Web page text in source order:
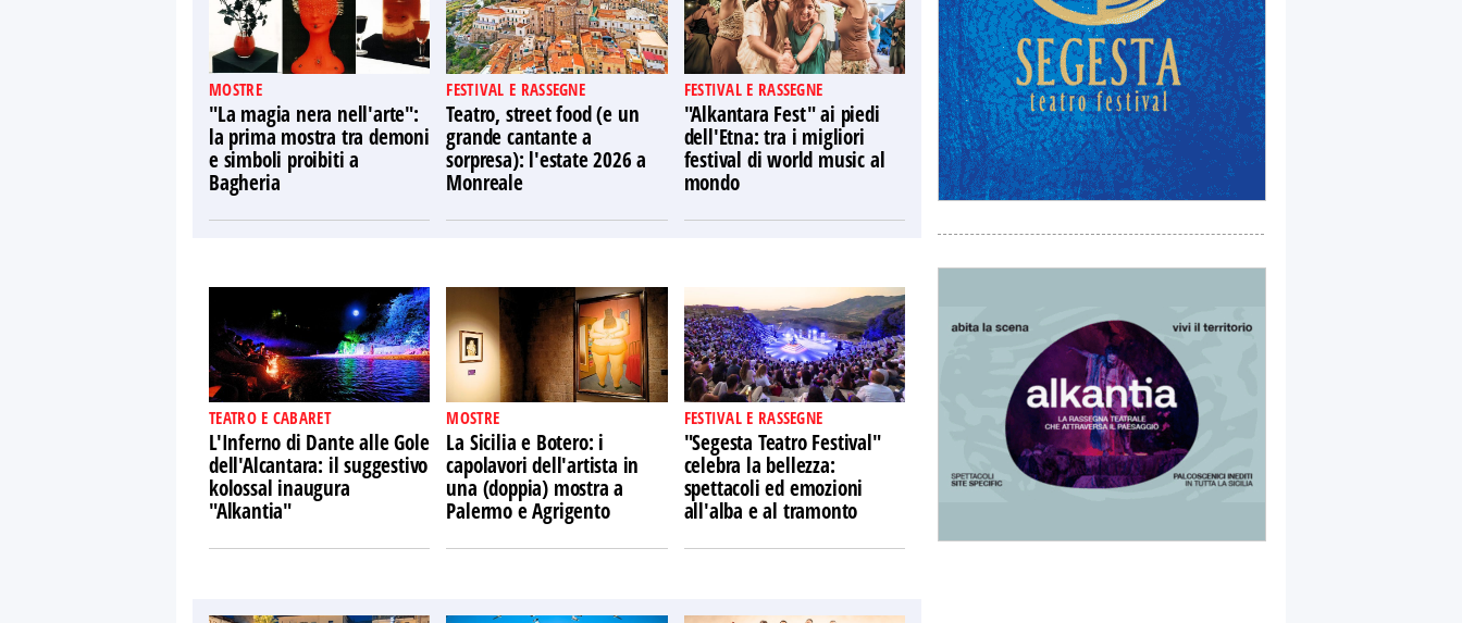
MOSTRE
"La magia nera nell'arte":
la prima mostra tra demoni
e simboli proibiti a
Bagheria
FESTIVAL E RASSEGNE
Teatro, street food (e un
grande cantante a
sorpresa): l'estate 2026 a
Monreale
FESTIVAL E RASSEGNE
"Alkantara Fest" ai piedi
dell'Etna: tra i migliori
festival di world music al
mondo
TEATRO E CABARET
L'Inferno di Dante alle Gole
dell'Alcantara: il suggestivo
kolossal inaugura
"Alkantia"
MOSTRE
La Sicilia e Botero: i
capolavori dell'artista in
una (doppia) mostra a
Palermo e Agrigento
FESTIVAL E RASSEGNE
"Segesta Teatro Festival"
celebra la bellezza:
spettacoli ed emozioni
all'alba e al tramonto